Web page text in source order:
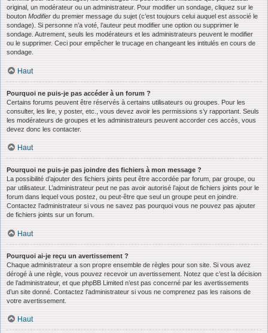
original, un modérateur ou un administrateur. Pour modifier un sondage, cliquez sur le
bouton Modifier du premier message du sujet (c’est toujours celui auquel est associé le
sondage). Si personne n’a voté, l’auteur peut modifier une option ou supprimer le
sondage. Autrement, seuls les modérateurs et les administrateurs peuvent le modifier
ou le supprimer. Ceci pour empêcher le trucage en changeant les intitulés en cours de
sondage.
Haut
Pourquoi ne puis-je pas accéder à un forum ?
Certains forums peuvent être réservés à certains utilisateurs ou groupes. Pour les
consulter, les lire, y poster, etc., vous devez avoir les permissions s’y rapportant. Seuls
les modérateurs de groupes et les administrateurs peuvent accorder ces accès, vous
devez donc les contacter.
Haut
Pourquoi ne puis-je pas joindre des fichiers à mon message ?
La possibilité d’ajouter des fichiers joints peut être accordée par forum, par groupe, ou
par utilisateur. L’administrateur peut ne pas avoir autorisé l’ajout de fichiers joints pour le
forum dans lequel vous postez, ou peut-être que seul un groupe peut en joindre.
Contactez l’administrateur si vous ne savez pas pourquoi vous ne pouvez pas ajouter
de fichiers joints sur un forum.
Haut
Pourquoi ai-je reçu un avertissement ?
Chaque administrateur a son propre ensemble de règles pour son site. Si vous avez
dérogé à une règle, vous pouvez recevoir un avertissement. Notez que c’est la décision
de l’administrateur, et que phpBB Limited n’est pas concerné par les avertissements
d’un site donné. Contactez l’administrateur si vous ne comprenez pas les raisons de
votre avertissement.
Haut